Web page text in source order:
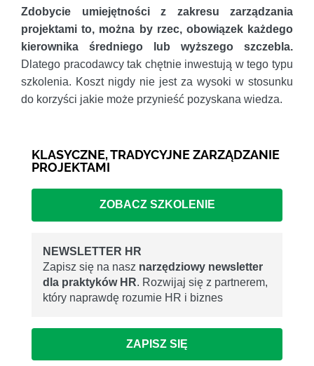
Zdobycie umiejętności z zakresu zarządzania
projektami to, można by rzec, obowiązek każdego
kierownika średniego lub wyższego szczebla.
Dlatego pracodawcy tak chętnie inwestują w tego typu
szkolenia. Koszt nigdy nie jest za wysoki w stosunku
do korzyści jakie może przynieść pozyskana wiedza.
KLASYCZNE, TRADYCYJNE ZARZĄDZANIE
PROJEKTAMI
ZOBACZ SZKOLENIE
NEWSLETTER HR
Zapisz się na nasz narzędziowy newsletter
dla praktyków HR. Rozwijaj się z partnerem,
który naprawdę rozumie HR i biznes
ZAPISZ SIĘ